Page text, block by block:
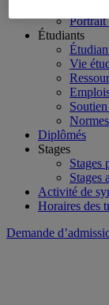
Portrait
Étudiants
Vie
Diplômés
Stages
Stages
Stages
Activité de
Horaires des
Demande